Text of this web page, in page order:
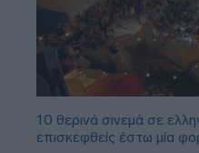
10 θερινά σινεμά σε
επισκεφθείς έστω μία